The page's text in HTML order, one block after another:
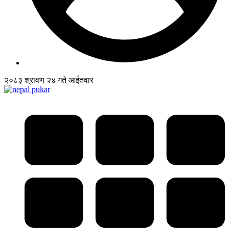
२०८३ श्रावण २४ गते आईतवार